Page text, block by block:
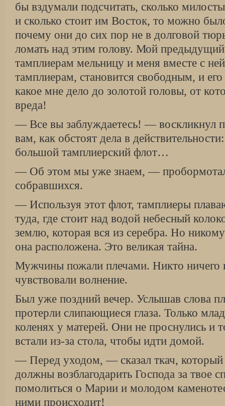
бы вздумали подсчитать, сколько
и сколько стоит им Восток, то можно
почему они до сих пор не в долговой
ломать над этим голову. Мой
тамплиерам мельницу и меня вместе с
тамплиерам, становится свободным, и
какое мне дело до золотой головы, от
вреда!
— Все вы заблуждаетесь! — воскликнул
вам, как обстоят дела в
большой тамплиерский флот…
— Об этом мы уже знаем, —
собравшихся.
— Используя этот флот, тамплиеры
туда, где стоит над водой небесный
землю, которая вся из серебра. Но
она расположена. Это великая тайна.
Мужчины пожали плечами. Никто ничего
чувствовали волнение.
Был уже поздний вечер. Услышав слова
протерли слипающиеся глаза. Только
коленях у матерей. Они не проснулись и
встали из-за стола, чтобы идти домой.
— Перед уходом, — сказал ткач,
должны возблагодарить Господа за твое
помолиться о Марии и молодом
ними происходит!